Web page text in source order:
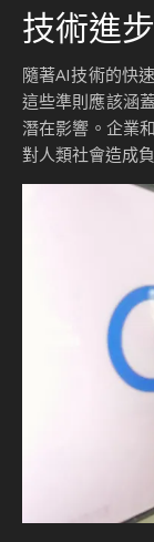
技術進
隨著AI技術的快
這些準則應該涵
潛在影響。企業
對人類社會造成